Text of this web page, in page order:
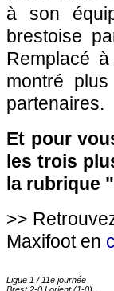
à son
brestoise
Remplacé
montré
partenaires.
Et pour
les trois
la rubrique
>>
Maxifoot en
Ligue 1 / 11e journée